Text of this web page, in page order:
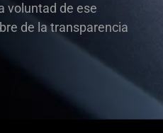
voluntad de ese
de la transparencia